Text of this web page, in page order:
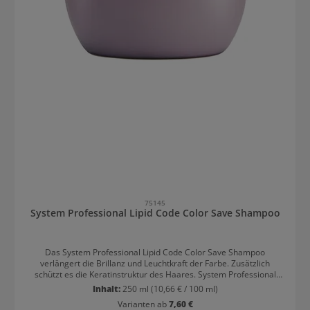
75145
System Professional Lipid Code Color Save Shampoo
Das System Professional Lipid Code Color Save Shampoo
verlängert die Brillanz und Leuchtkraft der Farbe. Zusätzlich
schützt es die Keratinstruktur des Haares. System Professional
Lipid Code Color Save Shampoo: Länger schöne Farbe Das
farbschützende Shampoo verhindert das Verblassen der Farbe
sowie Farbverschiebungen. Die Farbe bleibt daher länger wie frisch
Inhalt:250 ml (10,66 € / 100 ml)
Varianten ab7,60 €